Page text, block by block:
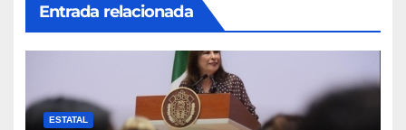
Entrada relacionada
ESTATAL